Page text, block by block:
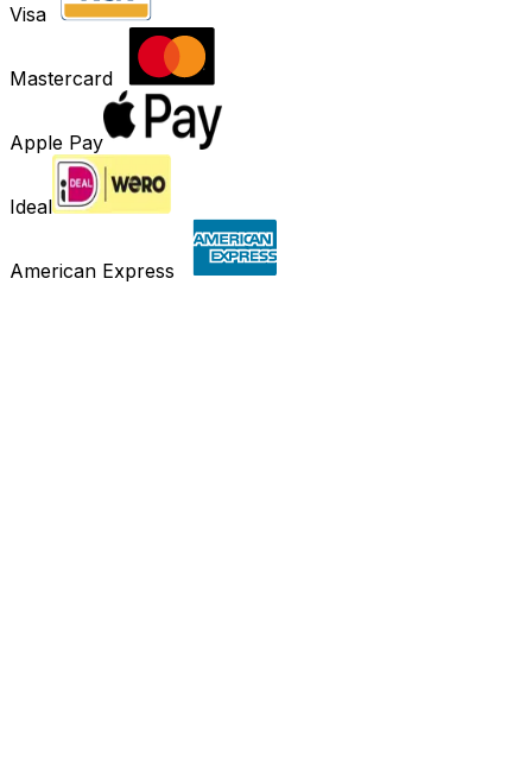
Visa
Mastercard
Apple Pay
Ideal
American Express